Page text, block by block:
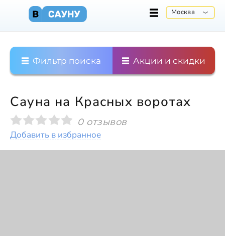
Москва
Фильтр поиска Акции и скидки
Сауна на Красных воротах
0 отзывов
Добавить в избранное